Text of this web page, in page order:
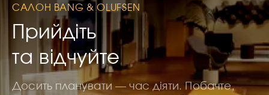
САЛОН BANG & OLUFSEN
Прийдіть
та відчуйте
Досить планувати — час діяти. Побачте,